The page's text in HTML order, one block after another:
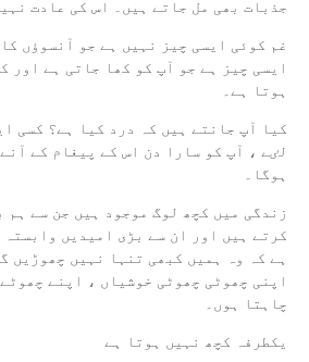
جذبات بھی مل جاتے ہیں۔ اس کی عادت
غم کوئی ایسی چیز نہیں ہے جو آنسوؤں
ایسی چیز ہے جو آپ کو کھا جاتی ہے اور
ہوتا ہے۔
کیا آپ جانتے ہیں کہ درد کیا ہے؟ کسی
لٸے ، آپ کو سارا دن اس کے پیغام کے
ہوگا۔
زندگی میں کچھ لوگ موجود ہیں جن سے ہم
کرتے ہیں اور ان سے بڑی امیدیں
ہے کہ وہ ہمیں کبھی تنہا نہیں چھوڑیں
اپنی چھوٹی چھوٹی خوشیاں ، اپنے
چاہتا ہوں۔
یکطرفہ کچھ نہیں ہوتا ہے